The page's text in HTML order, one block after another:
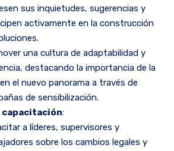
sus inquietudes, sugerencias y
activamente en la construcción
una cultura de adaptabilidad y
destacando la importancia de la
el nuevo panorama a través de
de sensibilización.
capacitación:
a líderes, supervisores y
sobre los cambios legales y